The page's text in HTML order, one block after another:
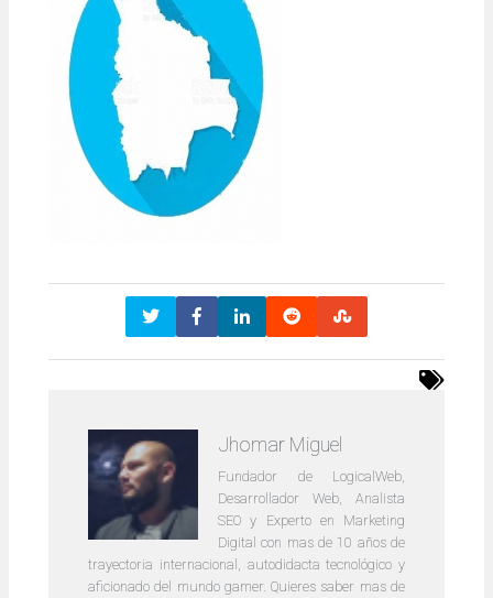
Jhomar Miguel
Fundador de LogicalWeb,
Desarrollador Web, Analista
SEO y Experto en Marketing
Digital con mas de 10 años de
trayectoria internacional, autodidacta tecnológico y
aficionado del mundo gamer. Quieres saber mas de